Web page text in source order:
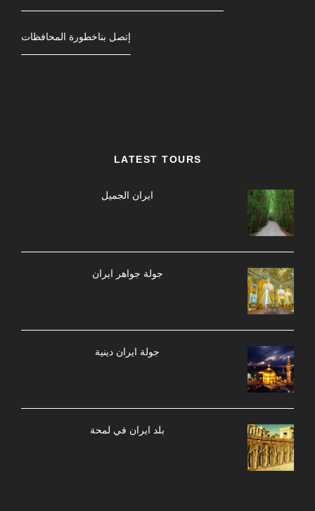
خطورة المحافظاتإتصل بنا
LATEST TOURS
ایران الجمیل
جولة جواهر ایران
جولة ایران دینیة
بلد ايران في لمحة